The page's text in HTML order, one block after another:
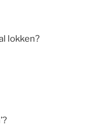
lokken?